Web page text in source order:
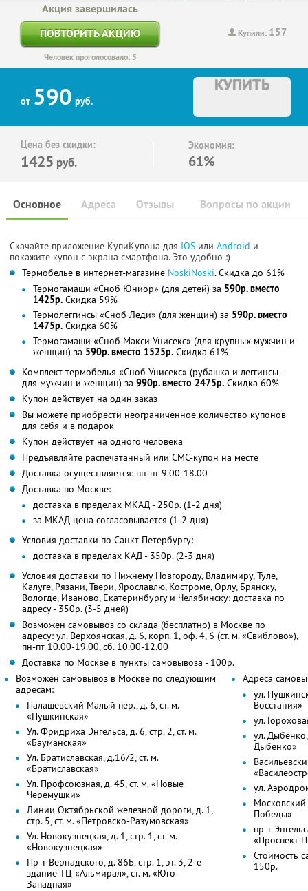
Купили: 157
Акция завершилась
ПОВТОРИТЬ АКЦИЮ
Человек проголосовало: 5
от 590 руб.
КУПИТЬ
Цена без скидки:
1425 руб.
Экономия:
61%
Основное Отзывы Вопросы по акции
Адреса
Скачайте приложение КупиКупона для IOS или Android и
покажите купон с экрана смартфона. Это удобно :)
Термобелье в интернет-магазине NoskiNoski. Скидка до 61%
Термогамаши «Сноб Юниор» (для детей) за 590р. вместо
1425р. Скидка 59%
Термолеггинсы «Сноб Леди» (для женщин) за 590р. вместо
1475р. Скидка 60%
Термогамаши «Сноб Макси Унисекс» (для крупных мужчин и
женщин) за 590р. вместо 1525р. Скидка 61%
Комплект термобелья «Сноб Унисекс» (рубашка и леггинсы -
для мужчин и женщин) за 990р. вместо 2475р. Скидка 60%
Купон действует на один заказ
Вы можете приобрести неограниченное количество купонов
для себя и в подарок
Купон действует на одного человека
Предъявляйте распечатанный или СМС-купон на месте
Доставка осуществляется: пн-пт 9.00-18.00
Доставка по Москве:
доставка в пределах МКАД - 250р. (1-2 дня)
за МКАД цена согласовывается (1-2 дня)
Условия доставки по Санкт-Петербургу:
доставка в пределах КАД - 350р. (2-3 дня)
Условия доставки по Нижнему Новгороду, Владимиру, Туле,
Калуге, Рязани, Твери, Ярославлю, Костроме, Орлу, Брянску,
Вологде, Иваново, Екатеринбургу и Челябинску: доставка по
адресу - 350р. (3-5 дней)
Возможен самовывоз со склада (бесплатно) в Москве по
адресу: ул. Верхоянская, д. 6, корп. 1, оф. 4, 6 (ст. м. «Свиблово»),
пн-пт 10.00-19.00, сб. 10.00-12.00
Доставка по Москве в пункты самовывоза - 100р.
Возможен самовывоз в Москве по следующим
адресам:
Палашевский Малый пер., д. 6, ст. м.
«Пушкинская»
Ул. Фридриха Энгельса, д. 6, стр. 2, ст. м.
«Бауманская»
Ул. Братиславская, д.16/2, ст. м.
«Братиславская»
Ул. Профсоюзная, д. 45, ст. м. «Новые
Черемушки»
Линии Октябрьской железной дороги, д. 1,
стр. 5, ст. м. «Петровско-Разумовская»
Ул. Новокузнецкая, д. 1, стр. 1, ст. м.
«Новокузнецкая»
Пр-т Вернадского, д. 86Б, стр. 1, эт. 3, 2-е
здание ТЦ «Альмирал», ст. м. «Юго-
Западная»
Адреса
ул.
Восстания»
ул.
ул.
Дыбенко»
ул.
Московский
Победы»
пр-т
«Проспект
Стоимость
150р.